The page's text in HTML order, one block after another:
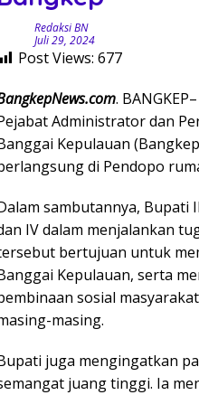
Redaksi BN
Juli 29, 2024
Post Views: 677
.
Administrator dan
Kepulauan
di Pendopo
sambutannya, Bupati
IV dalam menjalankan
bertujuan untuk
Kepulauan, serta
sosial
masing.
juga mengingatkan
juang tinggi. Ia